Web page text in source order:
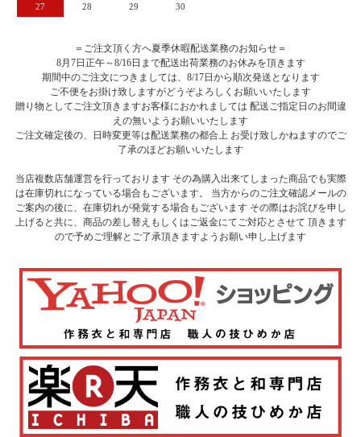
27 28 29 30
＝ご注文頂く方へ夏季休暇配送業務のお知らせ＝
8月7日正午～8/16日まで配送出荷業務のお休みを頂きます
期間中のご注文につきましては、8/17日から順次発送となります
ご不便をお掛け致しますがどうぞよろしくお願いいたします
贈り物としてご注文頂きますお客様におかれましては 配送ご指定日のお間違
えの無いようお願いいたします
ご注文確定後の、日時変更等は配送業務の都合上 お受け致しかねますのでご
了承のほどお願いいたします
当店複数店舗運営を行っております その為購入出来てしまった商品でも実際
は在庫切れになっている場合もございます。 当方からのご注文確認メールの
ご案内の後に、在庫切れが発覚する場合もございます その際はお詫びを申し
上げると共に、商品の差し替えもしくはご返金にてご対応とさせて 頂きます
ので予めご理解とご了承頂きますようお願い申し上げます